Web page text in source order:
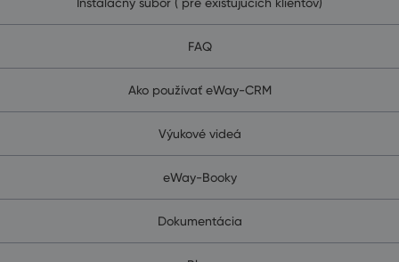
FAQ
Ako používať eWay-CRM
Výukové videá
eWay-Booky
Dokumentácia